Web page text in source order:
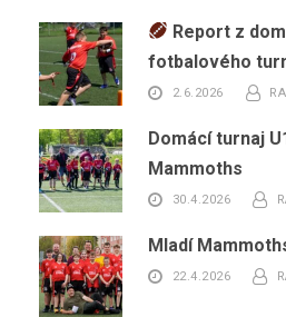
Report z
fotbalového
2.6.2026
Domácí turnaj
Mammoths
30.4.2026
Mladí
22.4.2026